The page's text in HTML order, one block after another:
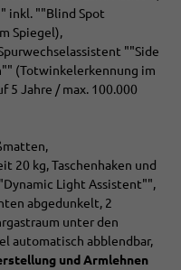
inkl. ""Blind Spot
Spiegel),
""Side
(Totwinkelerkennung im
5 Jahre / max. 100.000
20 kg, Taschenhaken und
Light Assistent"",
abgedunkelt, 2
unter den
automatisch abblendbar,
und Armlehnen